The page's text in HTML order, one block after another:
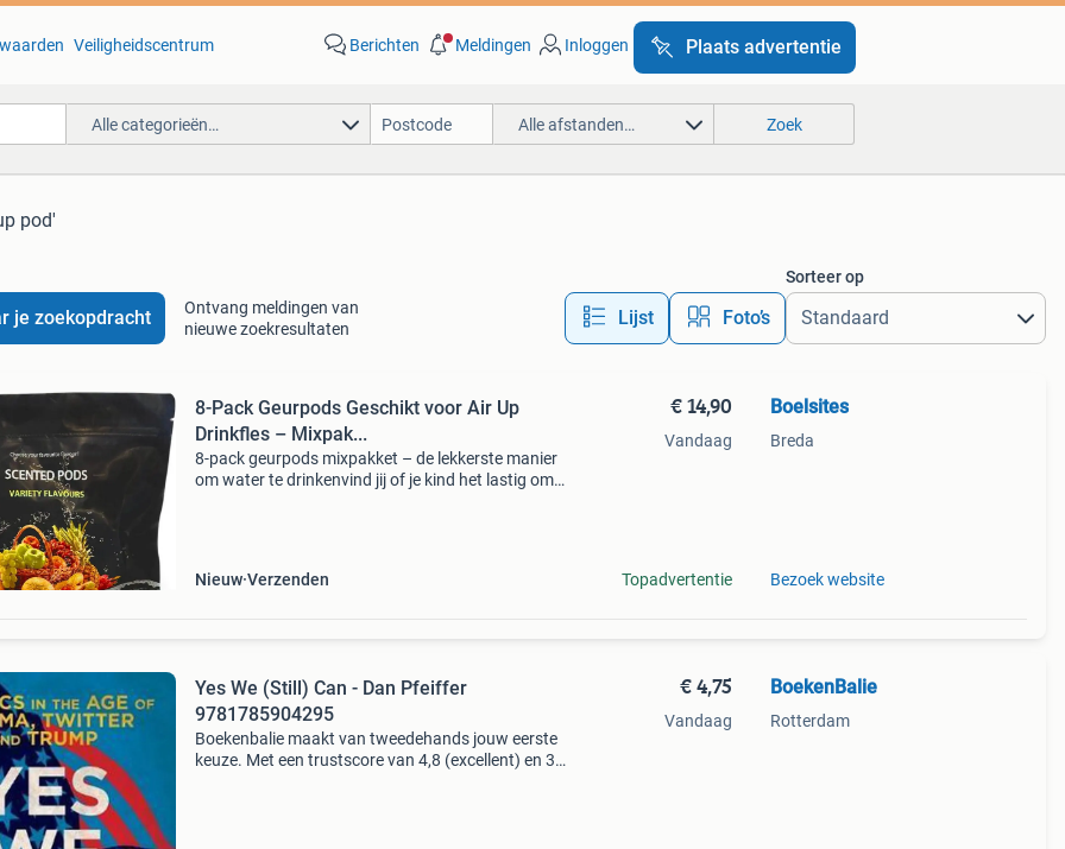
Veiligheidscentrum Berichten Meldingen Inloggen Plaats advertentie
Alle categorieën… Alle afstanden… Zoek
pod'
je zoekopdracht
Ontvang meldingen van
nieuwe zoekresultaten
Lijst Foto’s
Sorteer op
8-Pack Geurpods Geschikt voor Air Up
Drinkfles – Mixpak...
8-pack geurpods mixpakket – de lekkerste manier
om water te drinkenvind jij of je kind het lastig om
Nieuw Verzenden
€ 14,90
Vandaag
Topadvertentie
Boelsites
Breda
Bezoek website
Yes We (Still) Can - Dan Pfeiffer
9781785904295
Boekenbalie maakt van tweedehands jouw eerste
keuze. Met een trustscore van 4,8 (excellent) en 30
€ 4,75
Vandaag
BoekenBalie
Rotterdam